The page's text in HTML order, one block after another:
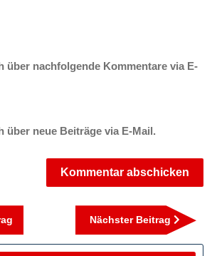
über nachfolgende Kommentare via E-
über neue Beiträge via E-Mail.
Beitrag
Nächster Beitrag